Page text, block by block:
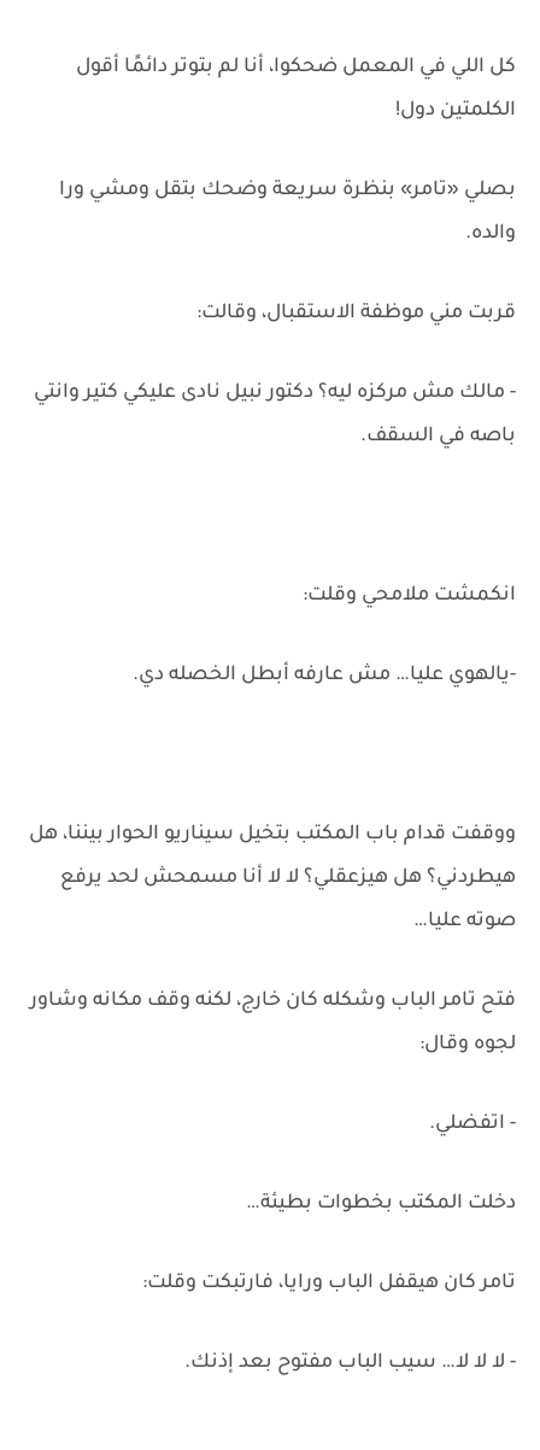
كل اللي في المعمل ضحكوا، أنا لم بتوتر دائمًا أقول
الكلمتين دول!
بصلي «تامر» بنظرة سريعة وضحك بتقل ومشي ورا
والده.
قربت مني موظفة الاستقبال، وقالت:
- مالك مش مركزه ليه؟ دكتور نبيل نادى عليكي كتير وانتي
باصه في السقف.
انكمشت ملامحي وقلت:
-يالهوي عليا… مش عارفه أبطل الخصله دي.
ووقفت قدام باب المكتب بتخيل سيناريو الحوار بيننا، هل
هيطردني؟ هل هيزعقلي؟ لا لا أنا مسمحش لحد يرفع
صوته عليا…
فتح تامر الباب وشكله كان خارج، لكنه وقف مكانه وشاور
لجوه وقال:
- اتفضلي.
دخلت المكتب بخطوات بطيئة…
تامر كان هيقفل الباب ورايا، فارتبكت وقلت:
- لا لا لا… سيب الباب مفتوح بعد إذنك.